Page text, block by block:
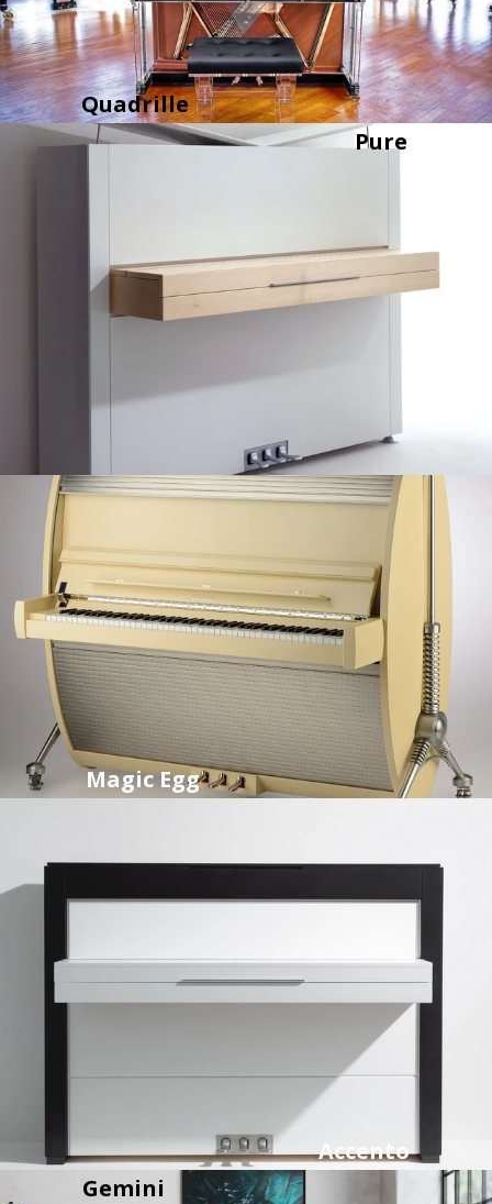
Gemini
Accento
Magic Egg
Pure
Quadrille